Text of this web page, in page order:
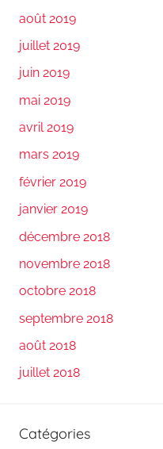
août 2019
juillet 2019
juin 2019
mai 2019
avril 2019
mars 2019
février 2019
janvier 2019
décembre 2018
novembre 2018
octobre 2018
septembre 2018
août 2018
juillet 2018
Catégories